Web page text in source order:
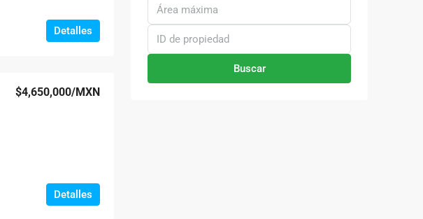
Detalles
$4,650,000/MXN
Detalles
Buscar